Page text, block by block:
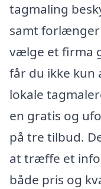
tagmaling
samt forlænger
vælge et firma
får du ikke kun
lokale
en gratis og
på tre tilbud.
at træffe et
både pris og